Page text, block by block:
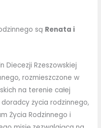
są Renata i
Diecezji Rzeszowskiej
rozmieszczone w
na terenie całej
życia rodzinnego,
Życia Rodzinnego i